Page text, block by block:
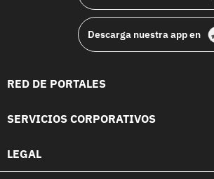
Descarga nuestra app en
RED DE PORTALES
SERVICIOS CORPORATIVOS
LEGAL